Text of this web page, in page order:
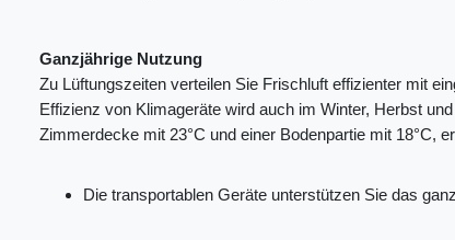
Ganzjährige Nutzung
Zu Lüftungszeiten verteilen Sie Frischluft effizienter mit
Effizienz von Klimageräte wird auch im Winter, Herbst
Zimmerdecke mit 23°C und einer Bodenpartie mit 18°C,
Die transportablen Geräte unterstützen Sie das